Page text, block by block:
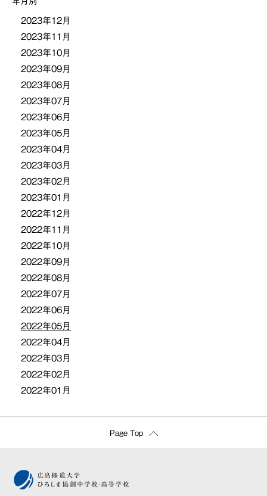
2023年12月
2023年11月
2023年10月
2023年09月
2023年08月
2023年07月
2023年06月
2023年05月
2023年04月
2023年03月
2023年02月
2023年01月
2022年12月
2022年11月
2022年10月
2022年09月
2022年08月
2022年07月
2022年06月
2022年05月
2022年04月
2022年03月
2022年02月
2022年01月
Page Top